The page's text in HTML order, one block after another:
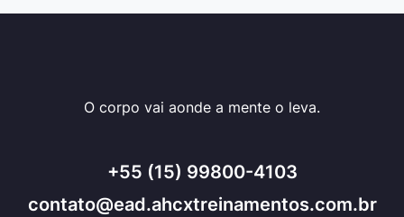
O corpo vai aonde a mente o leva.
+55 (15) 99800-4103
contato@ead.ahcxtreinamentos.com.br